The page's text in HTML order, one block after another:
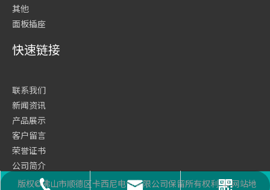
其他
面板插座
座机号码
邮箱
二维码
快速链接
联系我们
新闻资讯
产品展示
客户留言
荣誉证书
公司简介
网站首页
版权©佛山市顺德区卡西尼电气有限公司保留所有权利 网站地